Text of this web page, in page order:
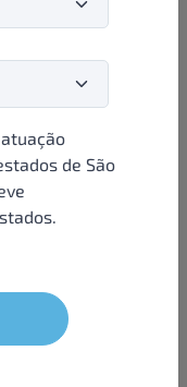
de São